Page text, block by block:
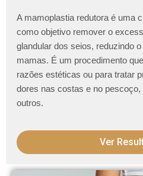
A mamoplastia redutoraé uma
como objetivo remover o
glandular dos seios, reduzindo
mamas. É um procedimento
razões estéticas ou para tratar
dores nas costas e no
outros.
Ver